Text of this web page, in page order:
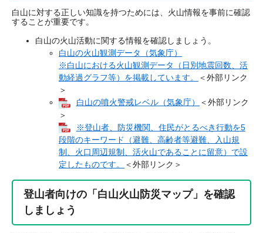
白山に対する正しい知識を持つためには、火山情報を事前に確認
することが重要です。
白山の火山活動に関する情報を確認しましょう。
白山の火山観測データ（気象庁）
※白山における火山観測データ（日別地震回数、活
動経過グラフ等）を掲載しています。
＜外部リンク
＞
白山の噴火警戒レベル（気象庁）
＜外部リンク
＞
​※登山者、防災機関、住民がとるべき行動を5
段階のキーワード（避難、高齢者等避難、入山規
制、火口周辺規制、活火山であることに留意）で設
定したものです。
＜外部リンク＞
登山者向けの「白山火山防災マップ」を確認
しましょう